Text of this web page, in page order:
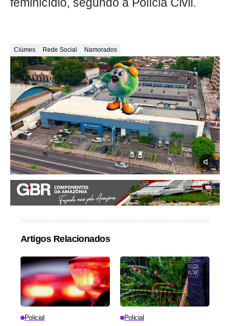
feminicídio, segundo a Polícia Civil.
Ciúmes Rede Social Namorados
Artigos Relacionados
Policial Policial